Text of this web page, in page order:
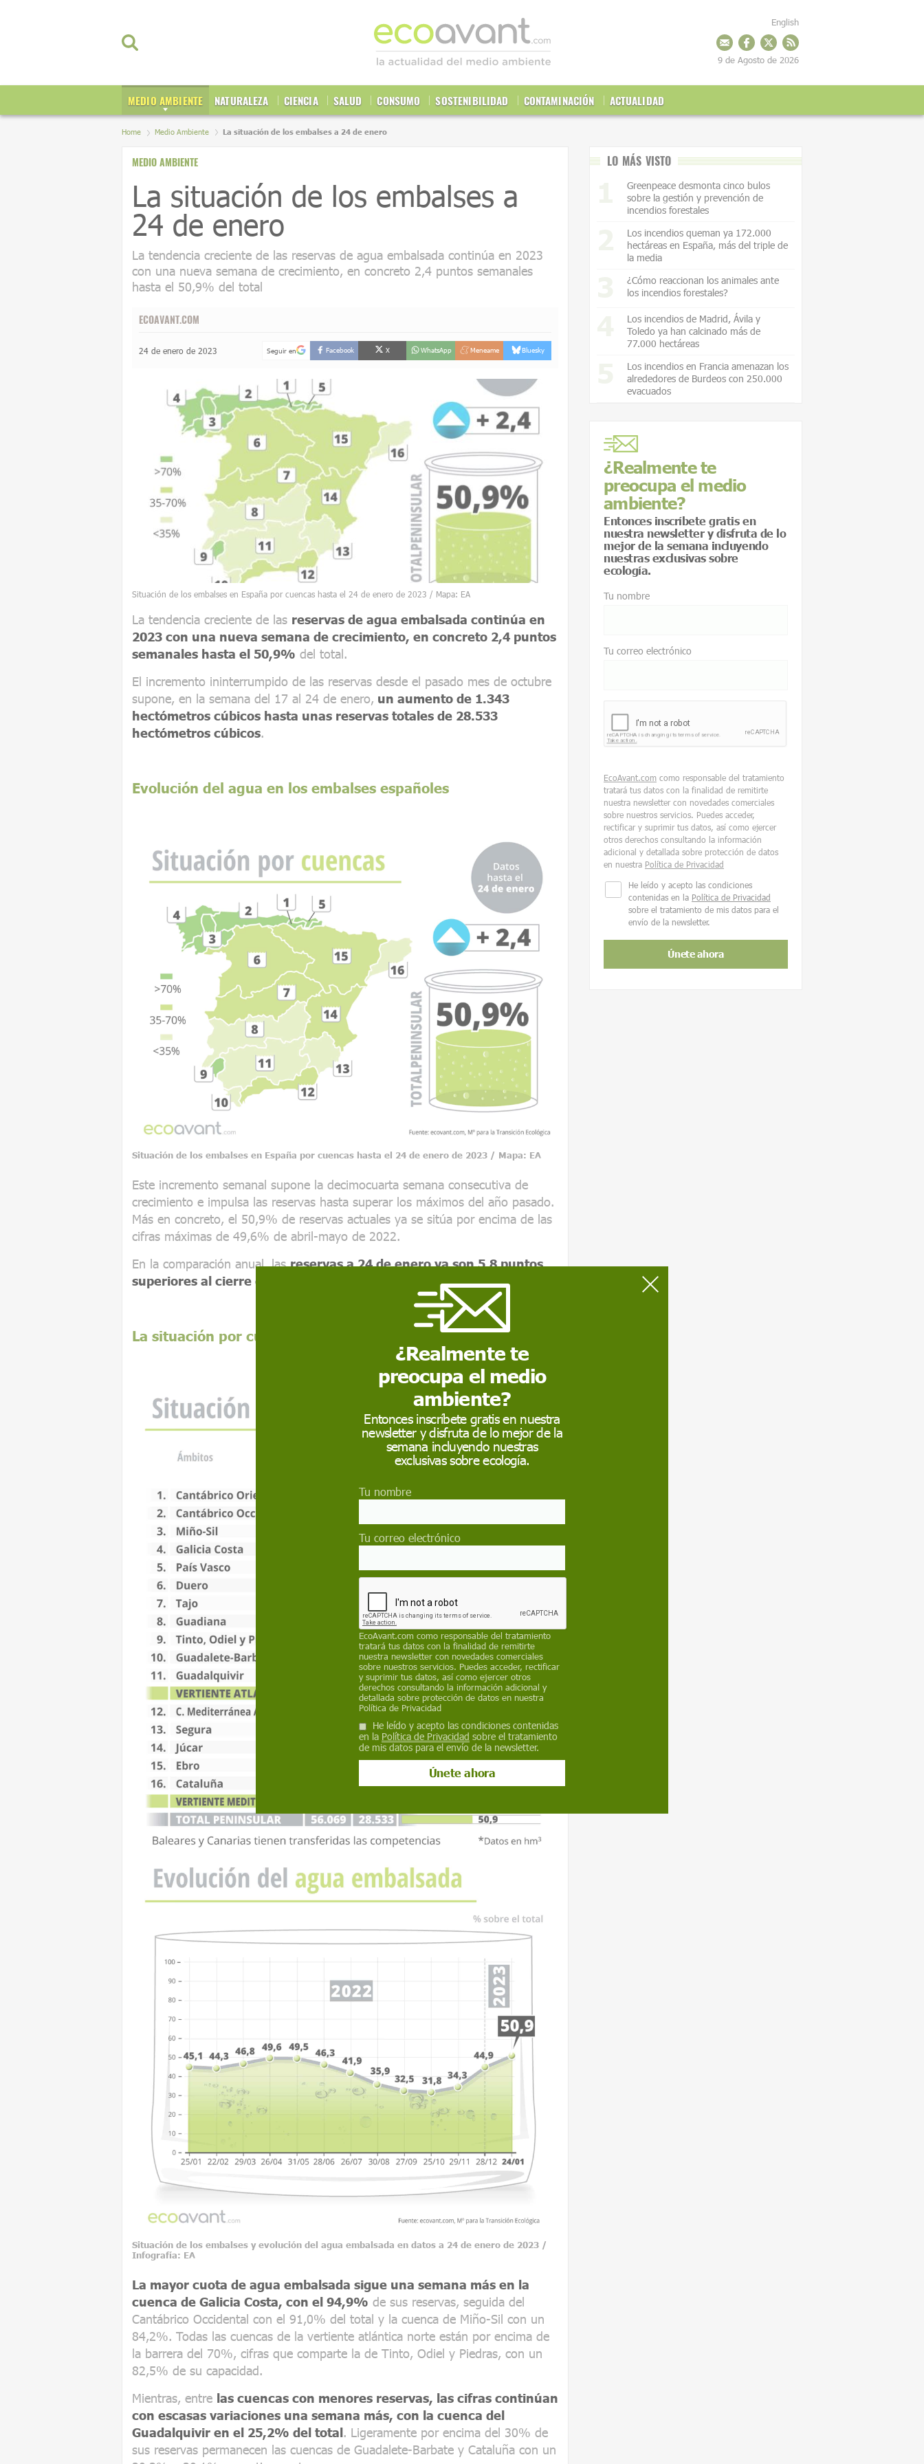
MEDIO AMBIENTE NATURALEZA CIENCIA SALUD CONSUMO SOSTENIBILIDAD CONTAMINACIÓN ACTUALIDAD
English
9 de Agosto de 2026
Home Medio Ambiente La situación de los embalses a 24 de enero
MEDIO AMBIENTE
La situación de los embalses a
24 de enero
La tendencia creciente de las reservas de agua embalsada continúa en 2023
con una nueva semana de crecimiento, en concreto 2,4 puntos semanales
hasta el 50,9% del total
ECOAVANT.COM
24 de enero de 2023 Seguir en Facebook X WhatsApp Meneame Bluesky
Situación de los embalses en España por cuencas hasta el 24 de enero de 2023 / Mapa: EA
La tendencia creciente de las reservas de agua embalsada continúa en
2023 con una nueva semana de crecimiento, en concreto 2,4 puntos
semanales hasta el 50,9% del total.
El incremento ininterrumpido de las reservas desde el pasado mes de octubre
supone, en la semana del 17 al 24 de enero, un aumento de 1.343
hectómetros cúbicos hasta unas reservas totales de 28.533
hectómetros cúbicos.
Evolución del agua en los embalses españoles
Situación de los embalses en España por cuencas hasta el 24 de enero de 2023 / Mapa: EA
Este incremento semanal supone la decimocuarta semana consecutiva de
crecimiento e impulsa las reservas hasta superar los máximos del año pasado.
Más en concreto, el 50,9% de reservas actuales ya se sitúa por encima de las
cifras máximas de 49,6% de abril-mayo de 2022.
En la comparación anual, lasreservas a 24 de enero ya son 5,8 puntos
superiores al cierre de enero de 2022
La situación por cuencas hidrográficas en España
Situación de los embalses y evolución del agua embalsada en datos a 24 de enero de 2023 /
Infografía: EA
La mayor cuota de agua embalsada sigue una semana más en la
cuenca de Galicia Costa, con el 94,9% de sus reservas, seguida del
Cantábrico Occidental con el 91,0% del total y la cuenca de Miño-Sil con un
84,2%. Todas las cuencas de la vertiente atlántica norte están por encima de
la barrera del 70%, cifras que comparte la de Tinto, Odiel y Piedras, con un
82,5% de su capacidad.
Mientras, entre las cuencas con menores reservas, las cifras continúan
con escasas variaciones una semana más, con la cuenca del
Guadalquivir en el 25,2% del total. Ligeramente por encima del 30% de
sus reservas permanecen las cuencas de Guadalete-Barbate y Cataluña con un
LO MÁS VISTO
Greenpeace desmonta cinco bulos
sobre la gestión y prevención de
incendios forestales
Los incendios queman ya 172.000
hectáreas en España, más del triple de
la media
¿Cómo reaccionan los animales ante
los incendios forestales?
Los incendios de Madrid, Ávila y
Toledo ya han calcinado más de
77.000 hectáreas
Los incendios en Francia amenazan los
alrededores de Burdeos con 250.000
evacuados
¿Realmente te
preocupa el medio
ambiente?
Entonces inscríbete gratis en
nuestra newsletter y disfruta de lo
mejor de la semana incluyendo
nuestras exclusivas sobre
ecología.
Tu nombre
Tu correo electrónico
EcoAvant.com como responsable del tratamiento
tratará tus datos con la finalidad de remitirte
nuestra newsletter con novedades comerciales
sobre nuestros servicios. Puedes acceder,
rectificar y suprimir tus datos, así como ejercer
otros derechos consultando la información
adicional y detallada sobre protección de datos
en nuestra Política de Privacidad
He leído y acepto las condiciones
contenidas en la Política de Privacidad
sobre el tratamiento de mis datos para el
envío de la newsletter.
¿Realmente te
preocupa el medio
ambiente?
Entonces inscríbete gratis en nuestra
newsletter y disfruta de lo mejor de la
semana incluyendo nuestras
exclusivas sobre ecología.
Tu nombre
Tu correo electrónico
EcoAvant.com como responsable del tratamiento
tratará tus datos con la finalidad de remitirte
nuestra newsletter con novedades comerciales
sobre nuestros servicios. Puedes acceder, rectificar
y suprimir tus datos, así como ejercer otros
derechos consultando la información adicional y
detallada sobre protección de datos en nuestra
Política de Privacidad
He leído y acepto las condiciones contenidas
en la Política de Privacidad sobre el tratamiento
de mis datos para el envío de la newsletter.